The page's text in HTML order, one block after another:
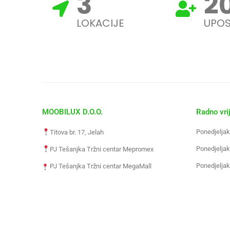
LOKACIJE
MOOBILUX D.O.O.
Titova br. 17, Jelah
PJ Tešanjka Tržni centar Mepromex
PJ Tešanjka Tržni centar MegaMall
Radno